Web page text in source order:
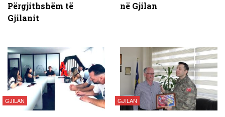
Përgjithshëm të
Gjilanit
në Gjilan
GJILAN GJILAN